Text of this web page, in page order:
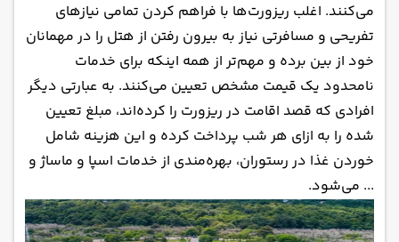
می‌کنند. اغلب ریزورت‌ها با فراهم کردن تمامی نیاز‌های
تفریحی و مسافرتی نیاز به بیرون رفتن از هتل‌ را در مهمانان
خود از بین برده و مهم‌تر از همه اینکه برای خدمات
نامحدود یک قیمت مشخص تعیین می‌کنند. به عبارتی دیگر
افرادی که قصد اقامت در ریزورت را کرده‌اند، مبلغ تعیین
شده را به ازای هر شب پرداخت کرده و این هزینه شامل
خوردن غذا در رستوران، بهره‌مندی از خدمات اسپا و ماساژ و
... می‌شود.